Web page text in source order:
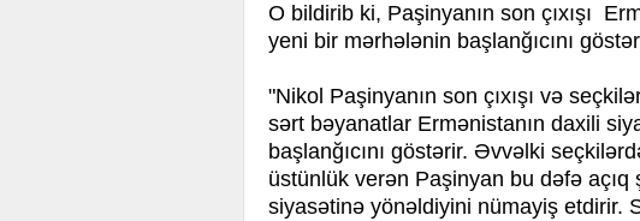
O bildirib ki, Paşinyanın son çıxışı
yeni bir mərhələnin başlanğıcını
"Nikol Paşinyanın son çıxışı və
sərt bəyanatlar Ermənistanın daxili
başlanğıcını göstərir. Əvvəlki
üstünlük verən Paşinyan bu dəfə
siyasətinə yönəldiyini nümayiş etdirir.